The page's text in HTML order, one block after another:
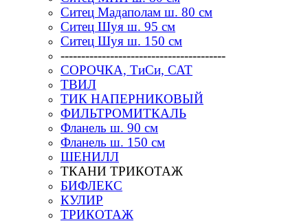
Ситец Мадаполам ш. 80 см
Ситец Шуя ш. 95 см
Ситец Шуя ш. 150 см
----------------------------------------
СОРОЧКА, ТиСи, САТ
ТВИЛ
ТИК НАПЕРНИКОВЫЙ
ФИЛЬТРОМИТКАЛЬ
Фланель ш. 90 см
Фланель ш. 150 см
ШЕНИЛЛ
ТКАНИ ТРИКОТАЖ
БИФЛЕКС
КУЛИР
ТРИКОТАЖ